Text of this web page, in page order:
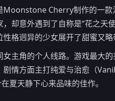
Moonstone Cherry制作的一
却意外遇到了自称是“花之天
格迥异的少女展开了甜蜜又略
主角的个人线路。游戏最大
情方面主打纯爱与治愈（
夏天静下心来品味的佳作。